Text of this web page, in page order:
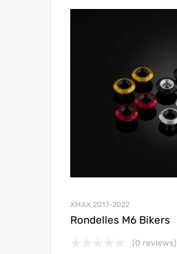
XMAX 2017-2022
Rondelles M6 Bikers
(0 reviews)